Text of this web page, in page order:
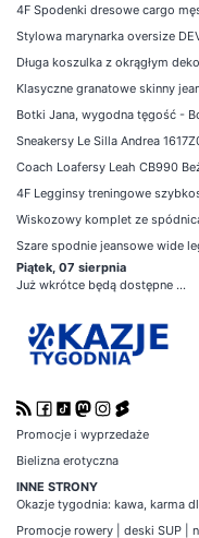
4F Spodenki dresowe cargo
Stylowa marynarka oversize
Długa koszulka z okrągłym
Klasyczne granatowe skinny
Botki Jana, wygodna tęgość -
Sneakersy Le Silla Andrea
Coach Loafersy Leah CB990
4F Legginsy treningowe
Wiskozowy komplet ze
Szare spodnie jeansowe wide
Piątek, 07 sierpnia
Już wkrótce będą dostępne ...
Promocje i wyprzedaże
Bielizna erotyczna
INNE STRONY
Okazje tygodnia: kawa, karma
Promocje rowery deski SUP